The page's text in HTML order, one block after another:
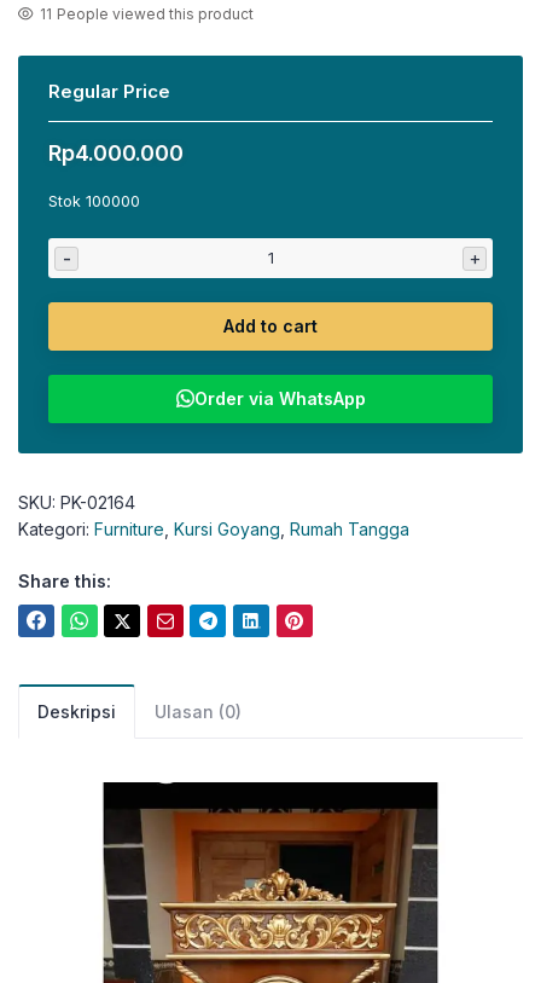
11 People viewed this product
Regular Price
Rp4.000.000
Stok 100000
- +
Add to cart
Order via WhatsApp
SKU: PK-02164
Kategori: Furniture Kursi Goyang Rumah Tangga
Share this:
Deskripsi Ulasan (0)